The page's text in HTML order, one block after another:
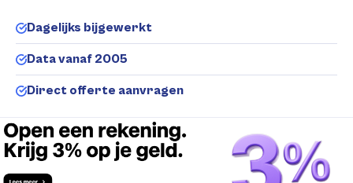
Dagelijks bijgewerkt
Data vanaf 2005
Direct offerte aanvragen